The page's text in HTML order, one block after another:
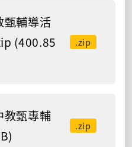
甄輔導活
(400.85
.zip
教甄專輔
.zip